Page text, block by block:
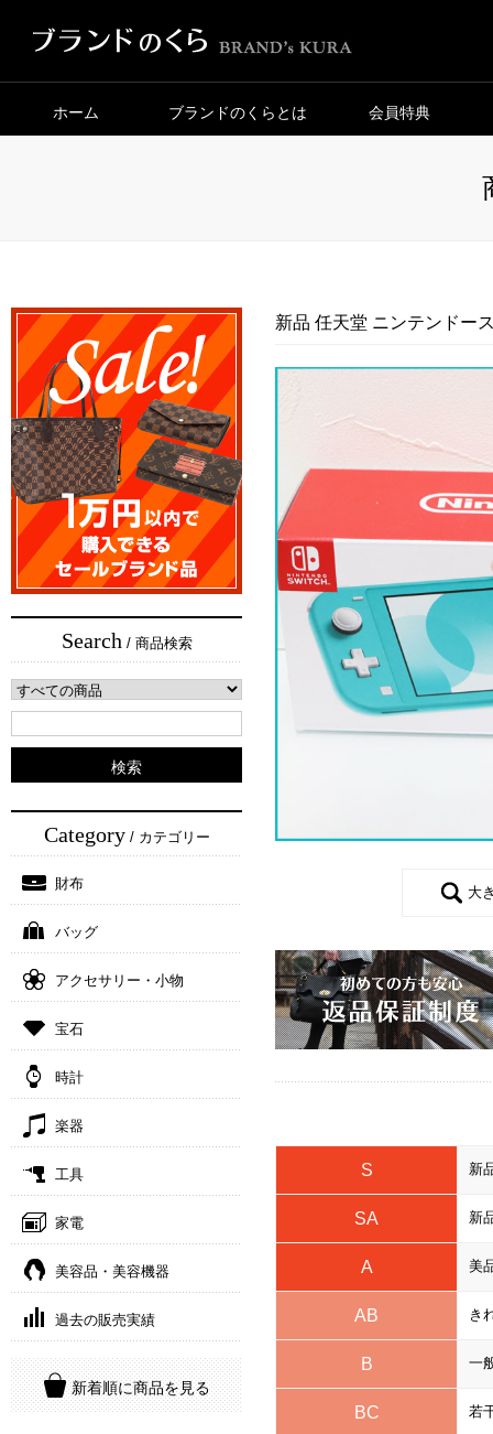
ホーム ブランドのくらとは 会員特典
Search/ 商品検索
Category/ カテゴリー
財布
バッグ
アクセサリー・小物
宝石
時計
楽器
工具
家電
美容品・美容機器
過去の販売実績
新着順に商品を見る
新品 任天堂 ニンテンドー
大
S 新
SA 新
A 美
AB き
B 一
BC 若